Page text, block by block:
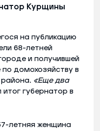
Курщины
на публикацию
68-летней
и получившей
домохозяйству в
района. «Еще два
итог губернатор в
летняя женщина